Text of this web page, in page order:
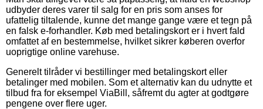
udbyder deres varer til salg for en pris som anses for
ufattelig tiltalende, kunne det mange gange være et tegn på
en falsk e-forhandler. Køb med betalingskort er i hvert fald
omfattet af en bestemmelse, hvilket sikrer køberen overfor
uoprigtige online varehuse.
Generelt tilråder vi bestillinger med betalingskort eller
betalinger med mobilen. Som et alternativ kan du udnytte et
tilbud fra for eksempel ViaBill, såfremt du agter at godtgøre
pengene over flere uger.